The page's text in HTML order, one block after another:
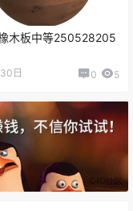
木板中等250528205
日 0 5